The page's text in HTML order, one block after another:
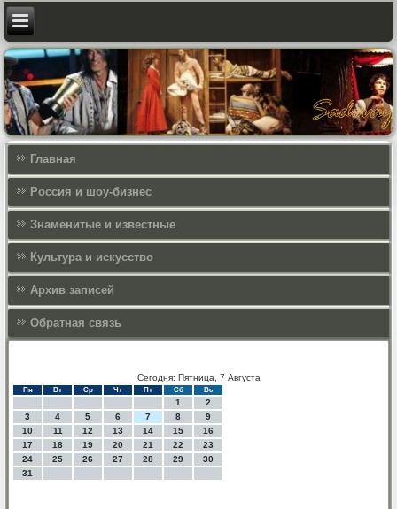
Главная
Россия и шоу-бизнес
Знаменитые и известные
Культура и искусcтво
Архив записей
Обратная связь
Сегодня: Пятница, 7 Августа
Пн Вт Ср Чт Пт Сб Вс
1
2
3
4 5 6 7 8
9
10
11 12 13 14 15
16
17
18 19 20 21 22
23
24
25 26 27 28 29
30
31